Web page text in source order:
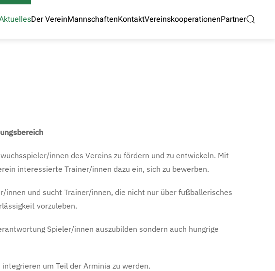
Der VereinMannschaftenKontaktVereinskooperationenPartner
innen des Vereins zu fördern und zu entwickeln. Mit
interessierte Trainer/innen dazu ein, sich zu bewerben.
innen und sucht Trainer/innen, die nicht nur über fußballerisches
vorzuleben.
Spieler/innen auszubilden sondern auch hungrige
um Teil der Arminia zu werden.